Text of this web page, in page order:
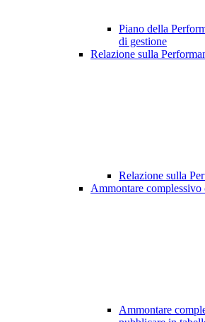
Piano della
di gestione
Relazione sulla
Relazione sulla
Ammontare complessivo
Ammontare